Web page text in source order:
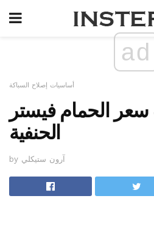
ad
أساسيات إصلاح السباكة
سعر الحمام فيستر
الحنفية
by آرون ستيكلي